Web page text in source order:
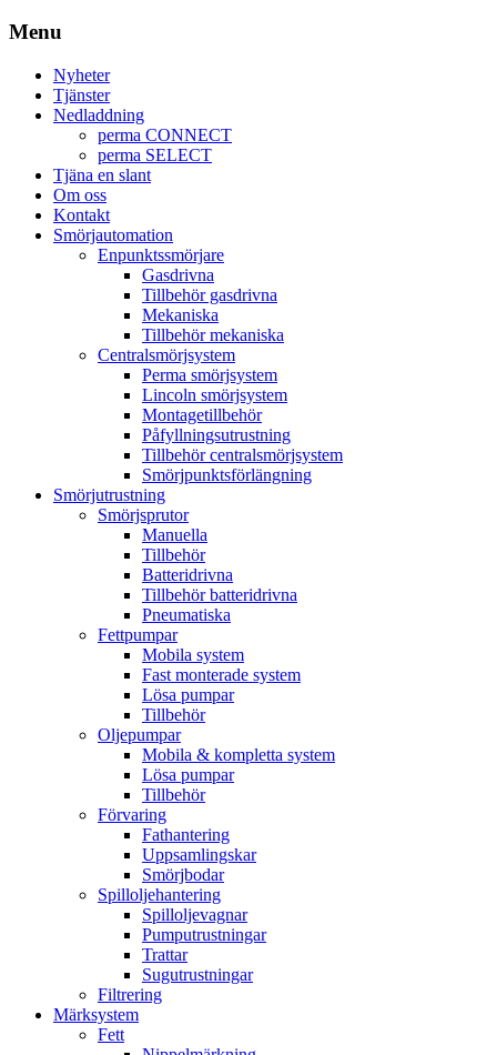
Menu
Nyheter
Tjänster
Nedladdning
perma CONNECT
perma SELECT
Tjäna en slant
Om oss
Kontakt
Smörjautomation
Enpunktssmörjare
Gasdrivna
Tillbehör gasdrivna
Mekaniska
Tillbehör mekaniska
Centralsmörjsystem
Perma smörjsystem
Lincoln smörjsystem
Montagetillbehör
Påfyllningsutrustning
Tillbehör centralsmörjsystem
Smörjpunktsförlängning
Smörjutrustning
Smörjsprutor
Manuella
Tillbehör
Batteridrivna
Tillbehör batteridrivna
Pneumatiska
Fettpumpar
Mobila system
Fast monterade system
Lösa pumpar
Tillbehör
Oljepumpar
Mobila & kompletta system
Lösa pumpar
Tillbehör
Förvaring
Fathantering
Uppsamlingskar
Smörjbodar
Spilloljehantering
Spilloljevagnar
Pumputrustningar
Trattar
Sugutrustningar
Filtrering
Märksystem
Fett